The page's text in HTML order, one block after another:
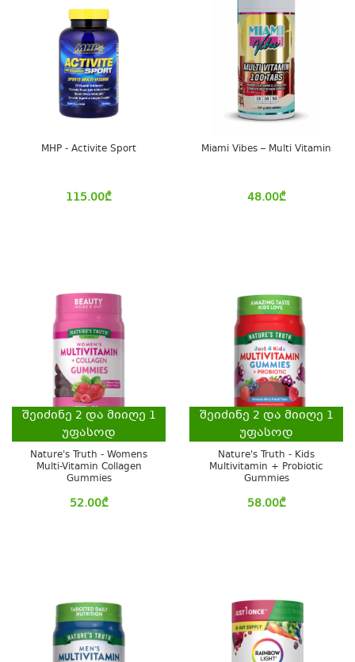
MHP - Activite Sport
115.00₾
Miami Vibes – Multi Vitamin
48.00₾
შეიძინე 2 და მიიღე 1
უფასოდ
Nature's Truth - Womens
Multi-Vitamin Collagen
Gummies
52.00₾
შეიძინე 2 და მიიღე 1
უფასოდ
Nature's Truth - Kids
Multivitamin + Probiotic
Gummies
58.00₾